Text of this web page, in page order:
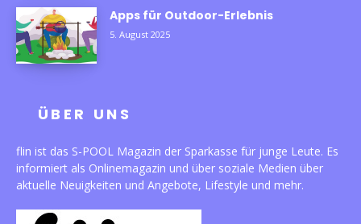
Apps für Outdoor-Erlebnis
5. August 2025
ÜBER UNS
flin ist das S-POOL Magazin der Sparkasse für junge Leute. Es
informiert als Onlinemagazin und über soziale Medien über
aktuelle Neuigkeiten und Angebote, Lifestyle und mehr.